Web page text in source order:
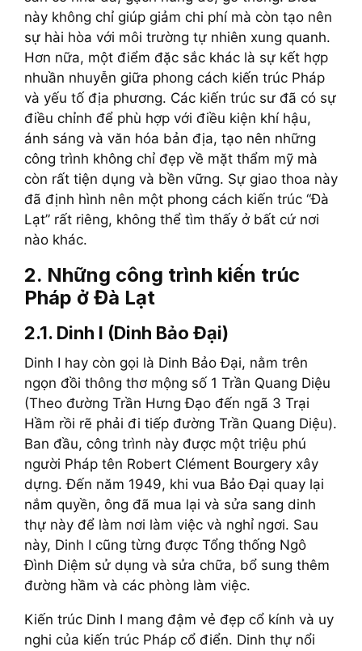
này không chỉ giúp giảm chi phí mà còn tạo nên
sự hài hòa với môi trường tự nhiên xung quanh.
Hơn nữa, một điểm đặc sắc khác là sự kết hợp
nhuần nhuyễn giữa phong cách kiến trúc Pháp
và yếu tố địa phương. Các kiến trúc sư đã có sự
điều chỉnh để phù hợp với điều kiện khí hậu,
ánh sáng và văn hóa bản địa, tạo nên những
công trình không chỉ đẹp về mặt thẩm mỹ mà
còn rất tiện dụng và bền vững. Sự giao thoa này
đã định hình nên một phong cách kiến trúc “Đà
Lạt” rất riêng, không thể tìm thấy ở bất cứ nơi
nào khác.
2. Những công trình kiến trúc
Pháp ở Đà Lạt
2.1. Dinh I (Dinh Bảo Đại)
Dinh I hay còn gọi là Dinh Bảo Đại, nằm trên
ngọn đồi thông thơ mộng số 1 Trần Quang Diệu
(Theo đường Trần Hưng Đạo đến ngã 3 Trại
Hầm rồi rẽ phải đi tiếp đường Trần Quang Diệu).
Ban đầu, công trình này được một triệu phú
người Pháp tên Robert Clément Bourgery xây
dựng. Đến năm 1949, khi vua Bảo Đại quay lại
nắm quyền, ông đã mua lại và sửa sang dinh
thự này để làm nơi làm việc và nghỉ ngơi. Sau
này, Dinh I cũng từng được Tổng thống Ngô
Đình Diệm sử dụng và sửa chữa, bổ sung thêm
đường hầm và các phòng làm việc.
Kiến trúc Dinh I mang đậm vẻ đẹp cổ kính và uy
nghi của kiến trúc Pháp cổ điển. Dinh thự nổi